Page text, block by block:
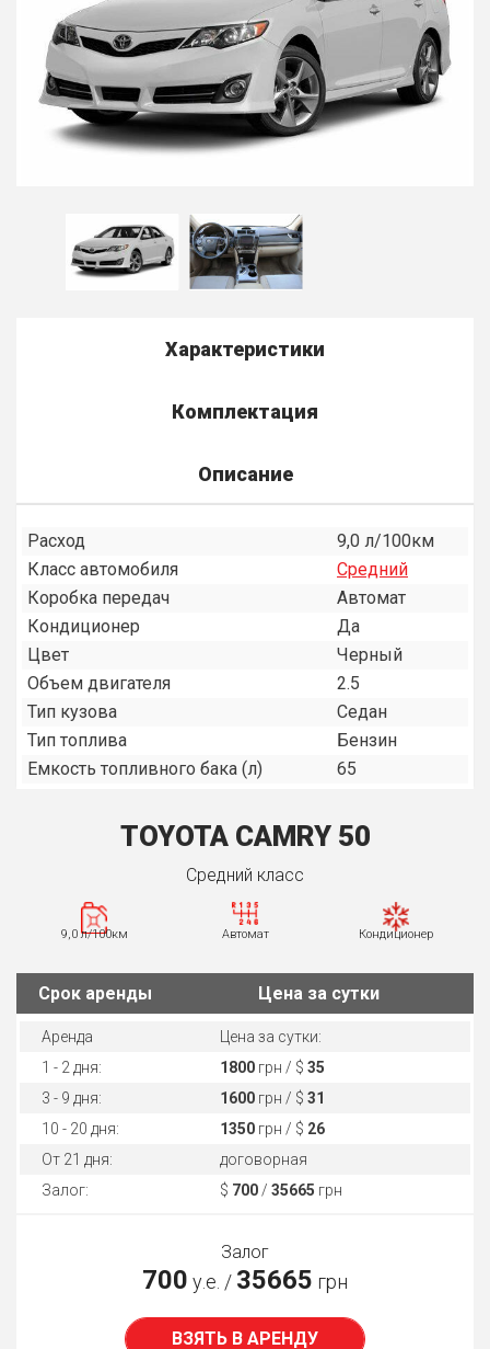
Характеристики
Комплектация
Описание
Расход
9,0 л/100км
Класс автомобиля
Средний
Коробка передач
Автомат
Кондиционер
Да
Цвет
Черный
Объем двигателя
2.5
Тип кузова
Седан
Тип топлива
Бензин
Емкость топливного бака (л)
65
TOYOTA CAMRY 50
Средний класс
9,0 л/100км Автомат Кондиционер
Cрок аренды Цена за сутки
Аренда
Цена за сутки:
1 - 2 дня:
1800 грн / $ 35
3 - 9 дня:
1600 грн / $ 31
10 - 20 дня:
1350 грн / $ 26
От 21 дня:
договорная
Залог:
$ 700 / 35665 грн
Залог
700 у.е. / 35665 грн
ВЗЯТЬ В АРЕНДУ